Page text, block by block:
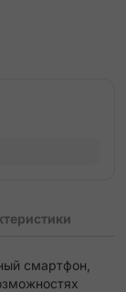
смартфон,